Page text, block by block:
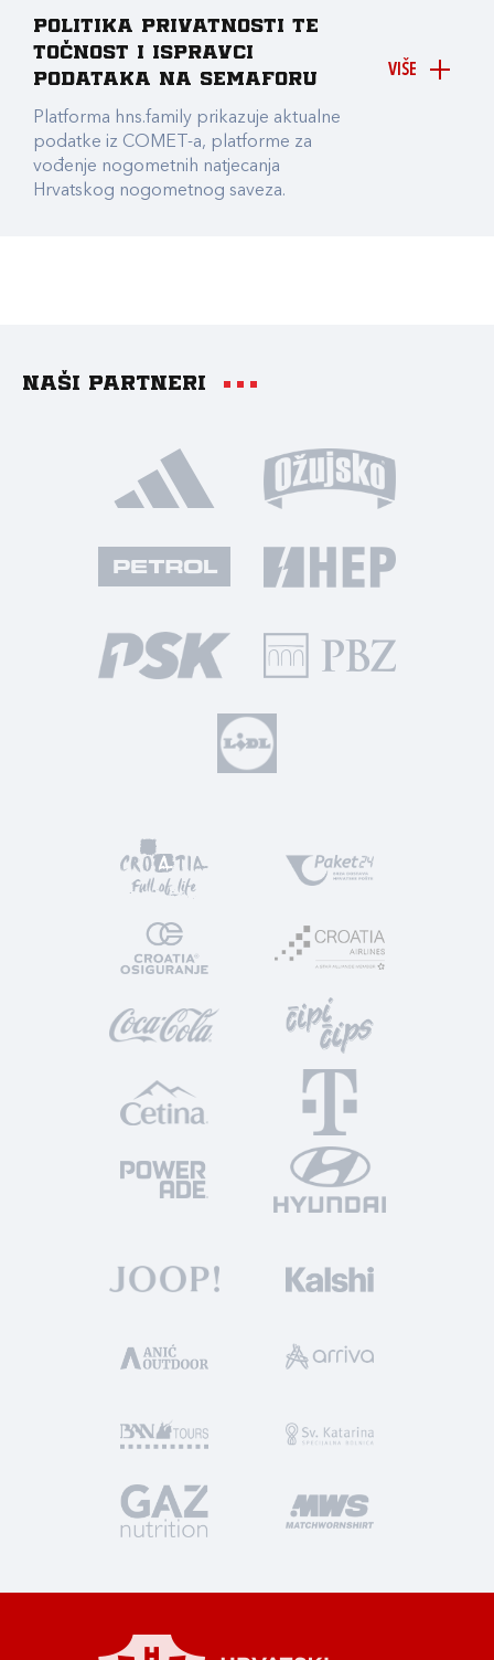
VIŠE
Politika privatnosti te
točnost i ispravci
podataka na Semaforu
Platforma hns.family prikazuje aktualne
podatke iz COMET-a, platforme za
vođenje nogometnih natjecanja
Hrvatskog nogometnog saveza.
Naši partneri